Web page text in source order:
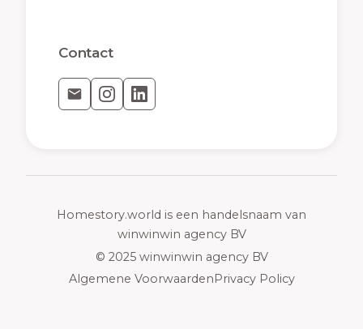
Contact
Homestory.world is een handelsnaam van
winwinwin agency BV
© 2025 winwinwin agency BV
Algemene VoorwaardenPrivacy Policy